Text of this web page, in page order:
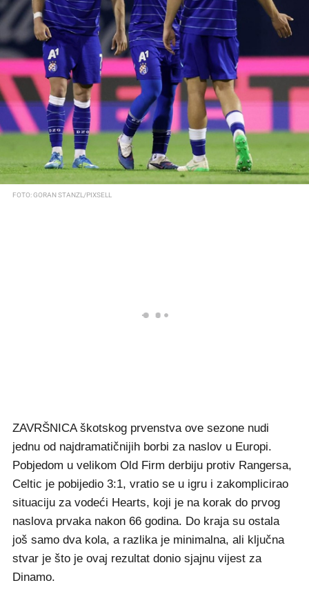
FOTO: GORAN STANZL/PIXSELL
ZAVRŠNICA škotskog prvenstva ove sezone nudi
jednu od najdramatičnijih borbi za naslov u Europi.
Pobjedom u velikom Old Firm derbiju protiv Rangersa,
Celtic je pobijedio 3:1, vratio se u igru i zakomplicirao
situaciju za vodeći Hearts, koji je na korak do prvog
naslova prvaka nakon 66 godina. Do kraja su ostala
još samo dva kola, a razlika je minimalna, ali ključna
stvar je što je ovaj rezultat donio sjajnu vijest za
Dinamo.